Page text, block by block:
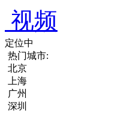
视频
定位中
热门城市:
北京
上海
广州
深圳